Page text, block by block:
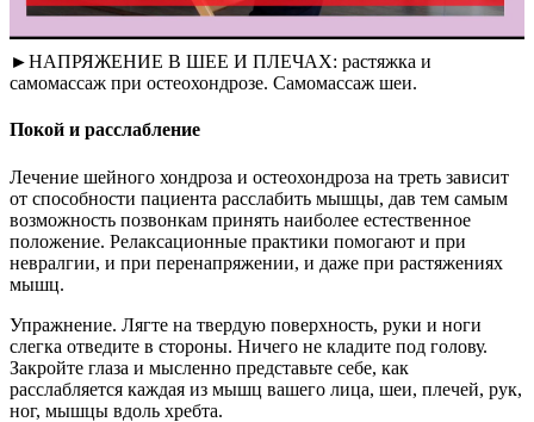
►НАПРЯЖЕНИЕ В ШЕЕ И ПЛЕЧАХ: растяжка и
самомассаж при остеохондрозе. Самомассаж шеи.
Покой и расслабление
Лечение шейного хондроза и остеохондроза на треть зависит
от способности пациента расслабить мышцы, дав тем самым
возможность позвонкам принять наиболее естественное
положение. Релаксационные практики помогают и при
невралгии, и при перенапряжении, и даже при растяжениях
мышц.
Упражнение. Лягте на твердую поверхность, руки и ноги
слегка отведите в стороны. Ничего не кладите под голову.
Закройте глаза и мысленно представьте себе, как
расслабляется каждая из мышц вашего лица, шеи, плечей, рук,
ног, мышцы вдоль хребта.